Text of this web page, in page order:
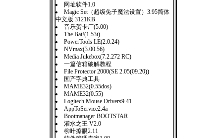
网址软件1.0
Magic Set（超级兔子魔法设置）3.95简体
中文版 3121KB
音乐贺卡厂(5.00)
The Bat!(1.53t)
PowerTools LE(2.0.24)
NVmax(3.00.56)
Media Jukebox(7.2.272 RC)
一篇信箱破解教程
File Protector 2000(SE 2.05(09.20))
国产字典工具
MAME32(0.55dos)
MAME32(0.55)
Logitech Mouse Drivers9.41
AppToService2.4a
Bootmanager BOOTSTAR
灌水之王 V2.0
柳叶擦眼2.11